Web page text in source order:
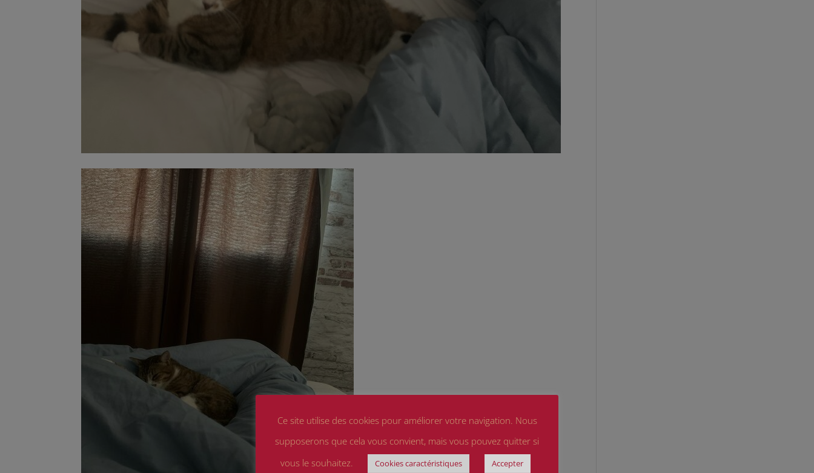
Ce site utilise des cookies pour améliorer votre navigation. Nous
supposerons que cela vous convient, mais vous pouvez quitter si
vous le souhaitez.
Cookies caractéristiques Accepter